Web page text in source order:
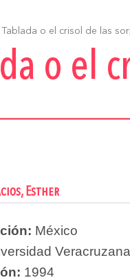
Tablada o el crisol de las
o el
Esther
México
1994